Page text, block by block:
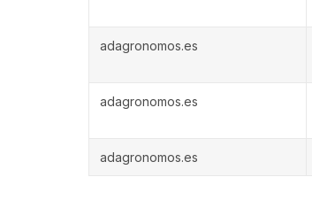
adagronomos.es
adagronomos.es
adagronomos.es